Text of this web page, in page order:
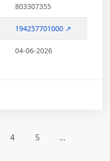
803307355
194257701000 ↗
04-06-2026
4 5 ...